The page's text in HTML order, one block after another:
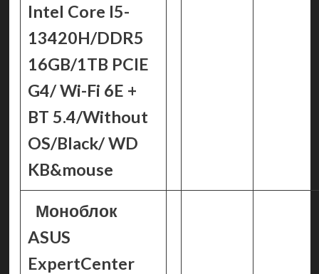
Intel Core I5-
13420H/DDR5
16GB/1TB PCIE
G4/ Wi-Fi 6E +
BT 5.4/Without
OS/Black/ WD
KB&mouse
Моноблок
ASUS
ExpertCenter